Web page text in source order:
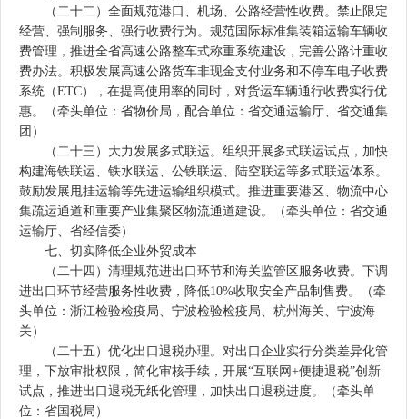
（二十二）全面规范港口、机场、公路经营性收费。禁止限定
经营、强制服务、强行收费行为。规范国际标准集装箱运输车辆收
费管理，推进全省高速公路整车式称重系统建设，完善公路计重收
费办法。积极发展高速公路货车非现金支付业务和不停车电子收费
系统（ETC），在提高使用率的同时，对货运车辆通行收费实行优
惠。（牵头单位：省物价局，配合单位：省交通运输厅、省交通集
团）
（二十三）大力发展多式联运。组织开展多式联运试点，加快
构建海铁联运、铁水联运、公铁联运、陆空联运等多式联运体系。
鼓励发展甩挂运输等先进运输组织模式。推进重要港区、物流中心
集疏运通道和重要产业集聚区物流通道建设。（牵头单位：省交通
运输厅、省经信委）
七、切实降低企业外贸成本
（二十四）清理规范进出口环节和海关监管区服务收费。下调
进出口环节经营服务性收费，降低10%收取安全产品制售费。（牵
头单位：浙江检验检疫局、宁波检验检疫局、杭州海关、宁波海
关）
（二十五）优化出口退税办理。对出口企业实行分类差异化管
理，下放审批权限，简化审核手续，开展“互联网+便捷退税”创新
试点，推进出口退税无纸化管理，加快出口退税进度。（牵头单
位：省国税局）